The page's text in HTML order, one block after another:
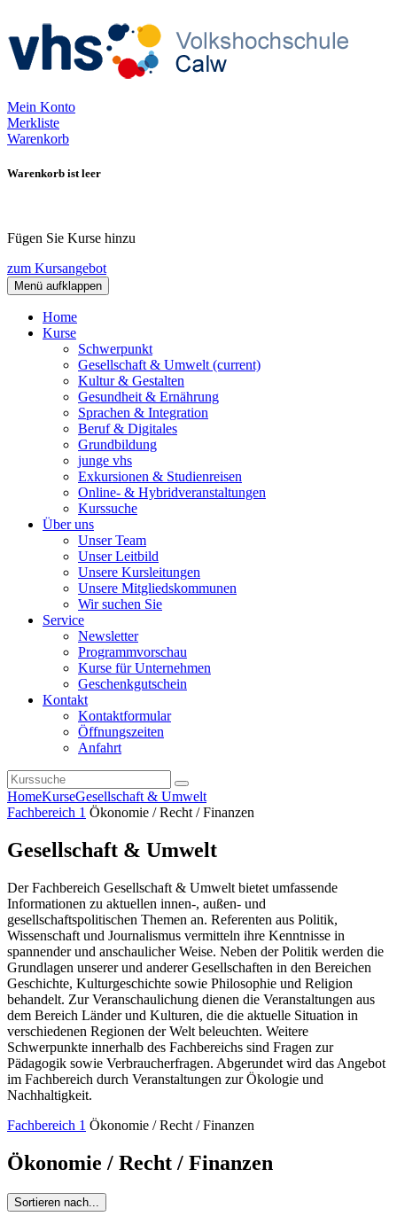
Mein Konto
Merkliste
Warenkorb
Warenkorb ist leer
Fügen Sie Kurse hinzu
zum Kursangebot
Menü aufklappen
Home
Kurse
Schwerpunkt
Gesellschaft & Umwelt (current)
Kultur & Gestalten
Gesundheit & Ernährung
Sprachen & Integration
Beruf & Digitales
Grundbildung
junge vhs
Exkursionen & Studienreisen
Online- & Hybridveranstaltungen
Kurssuche
Über uns
Unser Team
Unser Leitbild
Unsere Kursleitungen
Unsere Mitgliedskommunen
Wir suchen Sie
Service
Newsletter
Programmvorschau
Kurse für Unternehmen
Geschenkgutschein
Kontakt
Kontaktformular
Öffnungszeiten
Anfahrt
HomeKurseGesellschaft & Umwelt
Fachbereich 1 Ökonomie / Recht / Finanzen
Gesellschaft & Umwelt
Der Fachbereich Gesellschaft & Umwelt bietet umfassende
Informationen zu aktuellen innen-, außen- und
gesellschaftspolitischen Themen an. Referenten aus Politik,
Wissenschaft und Journalismus vermitteln ihre Kenntnisse in
spannender und anschaulicher Weise. Neben der Politik werden die
Grundlagen unserer und anderer Gesellschaften in den Bereichen
Geschichte, Kulturgeschichte sowie Philosophie und Religion
behandelt. Zur Veranschaulichung dienen die Veranstaltungen aus
dem Bereich Länder und Kulturen, die die aktuelle Situation in
verschiedenen Regionen der Welt beleuchten. Weitere
Schwerpunkte innerhalb des Fachbereichs sind Fragen zur
Pädagogik sowie Verbraucherfragen. Abgerundet wird das Angebot
im Fachbereich durch Veranstaltungen zur Ökologie und
Nachhaltigkeit.
Fachbereich 1 Ökonomie / Recht / Finanzen
Ökonomie / Recht / Finanzen
Sortieren nach...